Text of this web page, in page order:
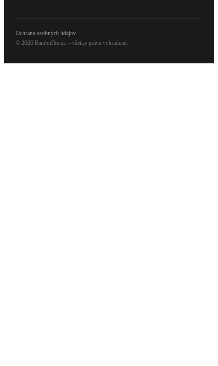
© 2026 Bambuľko.sk – všetky práva vyhradené.
Ochrana osobných údajov